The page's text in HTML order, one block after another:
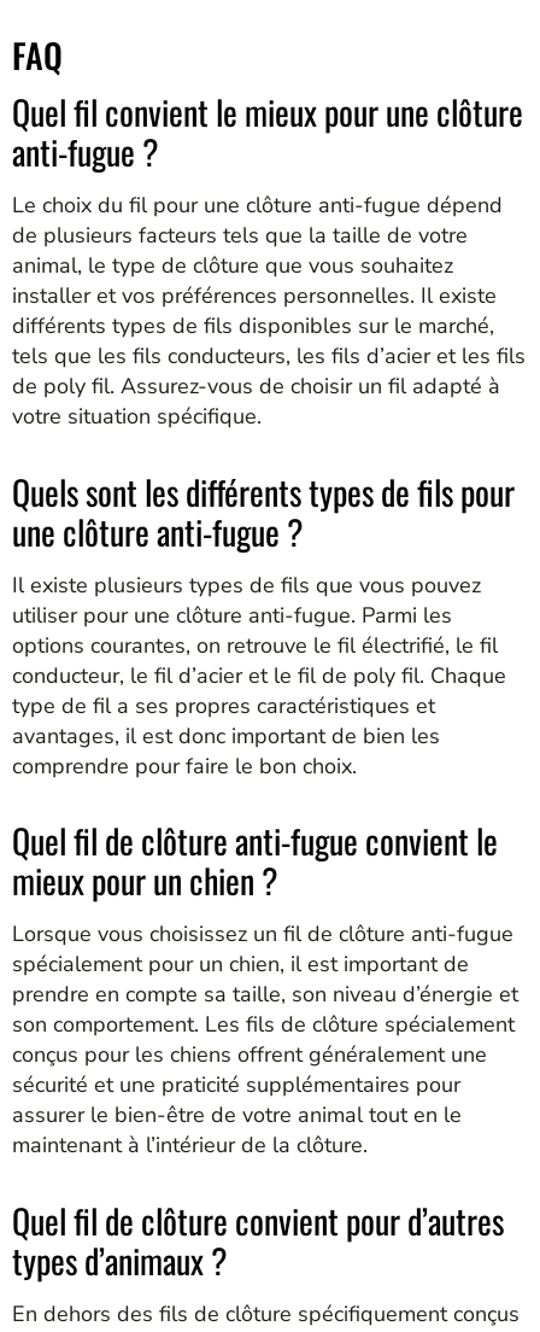
FAQ
Quel fil convient le mieux pour une clôture
anti-fugue ?
Le choix du fil pour une clôture anti-fugue dépend
de plusieurs facteurs tels que la taille de votre
animal, le type de clôture que vous souhaitez
installer et vos préférences personnelles. Il existe
différents types de fils disponibles sur le marché,
tels que les fils conducteurs, les fils d’acier et les fils
de poly fil. Assurez-vous de choisir un fil adapté à
votre situation spécifique.
Quels sont les différents types de fils pour
une clôture anti-fugue ?
Il existe plusieurs types de fils que vous pouvez
utiliser pour une clôture anti-fugue. Parmi les
options courantes, on retrouve le fil électrifié, le fil
conducteur, le fil d’acier et le fil de poly fil. Chaque
type de fil a ses propres caractéristiques et
avantages, il est donc important de bien les
comprendre pour faire le bon choix.
Quel fil de clôture anti-fugue convient le
mieux pour un chien ?
Lorsque vous choisissez un fil de clôture anti-fugue
spécialement pour un chien, il est important de
prendre en compte sa taille, son niveau d’énergie et
son comportement. Les fils de clôture spécialement
conçus pour les chiens offrent généralement une
sécurité et une praticité supplémentaires pour
assurer le bien-être de votre animal tout en le
maintenant à l’intérieur de la clôture.
Quel fil de clôture convient pour d’autres
types d’animaux ?
En dehors des fils de clôture spécifiquement conçus